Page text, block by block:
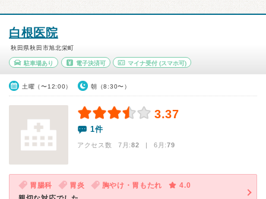
白根医院
秋田県秋田市旭北栄町
駐車場あり 電子決済可 マイナ受付 (スマホ可)
土曜（〜12:00） 朝（8:30〜）
3.37
1件
アクセス数 7月:82 | 6月:79
胃腸科 胃炎 胸やけ・胃もたれ
4.0